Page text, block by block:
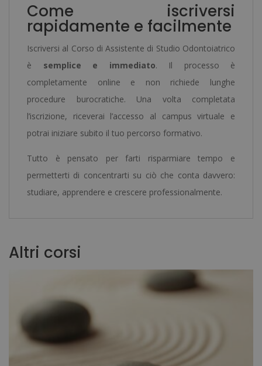
Come iscriversi
rapidamente e facilmente
Iscriversi al Corso di Assistente di Studio Odontoiatrico
è semplice e immediato. Il processo è
completamente online e non richiede lunghe
procedure burocratiche. Una volta completata
l’iscrizione, riceverai l’accesso al campus virtuale e
potrai iniziare subito il tuo percorso formativo.
Tutto è pensato per farti risparmiare tempo e
permetterti di concentrarti su ciò che conta davvero:
studiare, apprendere e crescere professionalmente.
Altri corsi